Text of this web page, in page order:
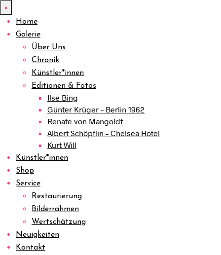
×
Home
Galerie
Über Uns
Chronik
Künstler*innen
Editionen & Fotos
Ilse Bing
Günter Krüger – Berlin 1962
Renate von Mangoldt
Albert Schöpflin – Chelsea Hotel
Kurt Will
Künstler*innen
Shop
Service
Restaurierung
Bilderrahmen
Wertschätzung
Neuigkeiten
Kontakt